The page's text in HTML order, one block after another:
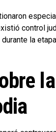
control
la